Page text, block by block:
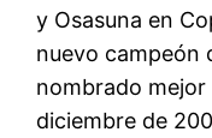
y Osasuna en
nuevo campeón
nombrado mejor
diciembre de